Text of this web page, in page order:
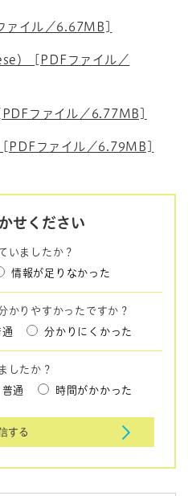
ァイル／6.67MB]
） [PDFファイル／
ファイル／6.77MB]
ファイル／6.79MB]
せください
いましたか？
情報が足りなかった
かりやすかったですか？
通 分かりにくかった
したか？
普通 時間がかかった